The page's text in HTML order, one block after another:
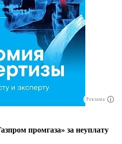
Реклама
промгаза» за неуплату